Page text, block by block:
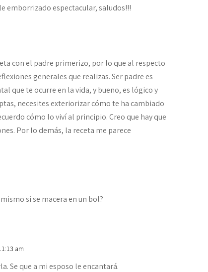
emborrizado espectacular, saludos!!!
con el padre primerizo, por lo que al respecto
generales que realizas. Ser padre es
que te ocurre en la vida, y bueno, es lógico y
necesites exteriorizar cómo te ha cambiado
cómo lo viví al principio. Creo que hay que
Por lo demás, la receta me parece
si se macera en un bol?
am
Se que a mi esposo le encantará.